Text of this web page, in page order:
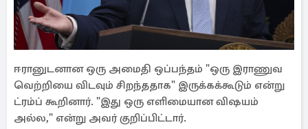
ஈரானுடனான ஒரு அமைதி ஒப்பந்தம் "ஒரு இராணுவ
வெற்றியை விடவும் சிறந்ததாக" இருக்கக்கூடும் என்று
ட்ரம்ப் கூறினார். "இது ஒரு எளிமையான விஷயம்
அல்ல," என்று அவர் குறிப்பிட்டார்.